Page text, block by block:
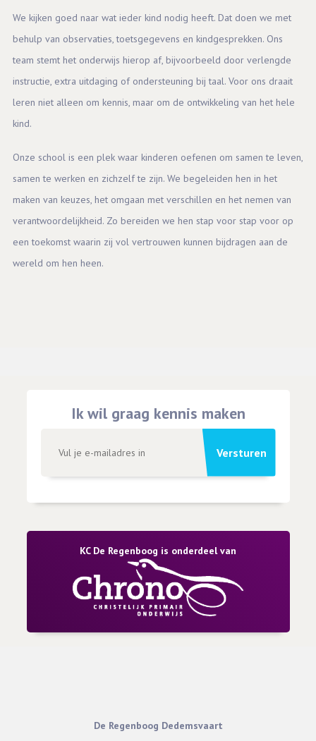
We kijken goed naar wat ieder kind nodig heeft. Dat doen we met
behulp van observaties, toetsgegevens en kindgesprekken. Ons
team stemt het onderwijs hierop af, bijvoorbeeld door verlengde
instructie, extra uitdaging of ondersteuning bij taal. Voor ons draait
leren niet alleen om kennis, maar om de ontwikkeling van het hele
kind.
Onze school is een plek waar kinderen oefenen om samen te leven,
samen te werken en zichzelf te zijn. We begeleiden hen in het
maken van keuzes, het omgaan met verschillen en het nemen van
verantwoordelijkheid. Zo bereiden we hen stap voor stap voor op
een toekomst waarin zij vol vertrouwen kunnen bijdragen aan de
wereld om hen heen.
Ik wil graag kennis maken
Versturen
KC De Regenboog is onderdeel van
De Regenboog Dedemsvaart